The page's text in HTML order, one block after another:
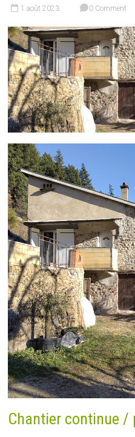
1 août 2023 0 Comment
Chantier continue /